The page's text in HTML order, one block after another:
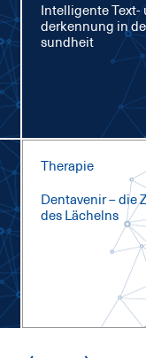
In­tel­li­gen­te
der­ken­nung in
sund­heit
Therapie
Den­ta­ve­nir – die
des Lä­chelns